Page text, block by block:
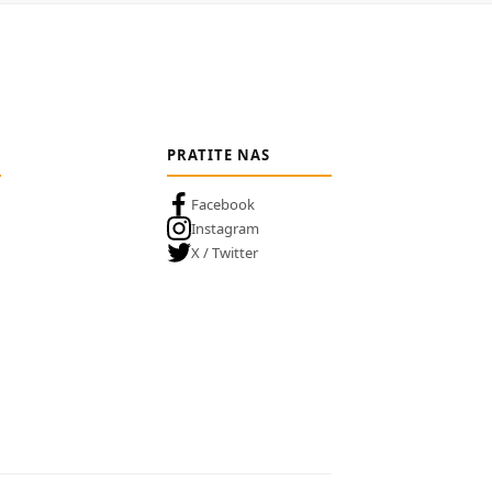
PRATITE NAS
Facebook
Instagram
X / Twitter